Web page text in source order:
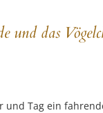
und das
und Tag ein